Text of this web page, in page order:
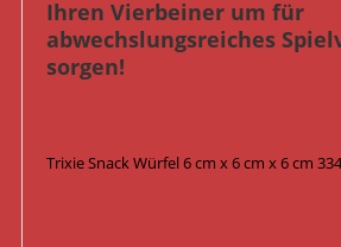
Ihren Vierbeiner um für
abwechslungsreiches
sorgen!
Trixie Snack Würfel 6 cm x 6 cm x 6 cm